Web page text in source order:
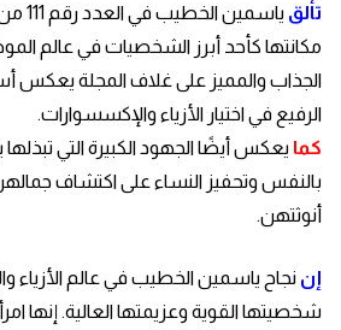
تألق
مكانتها كأحد أبرز الشخصيات في عالم
الجذاب والمميز على غلاف المجلة يعكس
الرفيع في اختيار الأزياء والإكسسوارات.
كما يعكس أيضًا الجهود الكبيرة التي
بالنفس وتحفيز النساء على اكتشاف
أنوثتهن.
إن نجاح ياسمين الخطيب في عالم الأزياء
شخصيتها القوية وعزيمتها العالية. إنها